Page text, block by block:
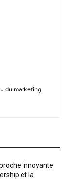
du marketing
innovante
et la